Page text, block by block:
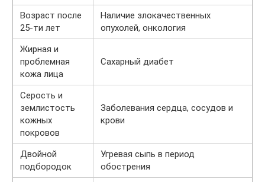
Возраст после
25-ти лет
Наличие злокачественных
опухолей, онкология
Жирная и
проблемная
кожа лица
Сахарный диабет
Серость и
землистость
кожных
покровов
Заболевания сердца, сосудов и
крови
Двойной
подбородок
Угревая сыпь в период
обострения